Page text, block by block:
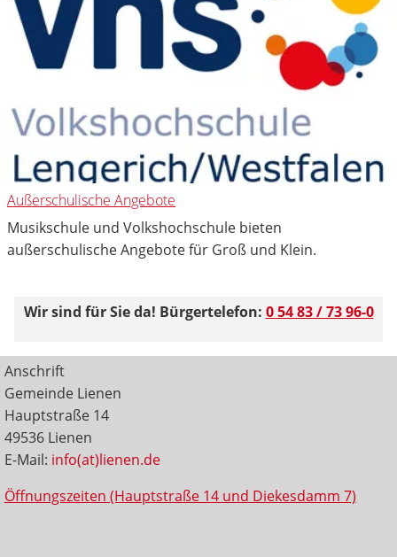
Außerschulische Angebote
Musikschule und Volkshochschule bieten
außerschulische Angebote für Groß und Klein.
Wir sind für Sie da! Bürgertelefon: 0 54 83 / 73 96-0
Anschrift
Gemeinde Lienen
Hauptstraße 14
49536 Lienen
E-Mail: info(at)lienen.de
Öffnungszeiten (Hauptstraße 14 und Diekesdamm 7)